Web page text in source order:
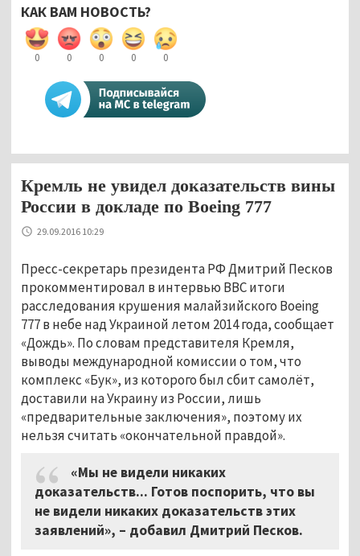
КАК ВАМ НОВОСТЬ?
0 0 0 0 0
Кремль не увидел доказательств вины
России в докладе по Boeing 777
29.09.2016 10:29
Пресс-секретарь президента РФ Дмитрий Песков
прокомментировал в интервью BBC итоги
расследования крушения малайзийского Boeing
777 в небе над Украиной летом 2014 года, сообщает
«Дождь». По словам представителя Кремля,
выводы международной комиссии о том, что
комплекс «Бук», из которого был сбит самолёт,
доставили на Украину из России, лишь
«предварительные заключения», поэтому их
нельзя считать «окончательной правдой».
«Мы не видели никаких
доказательств... Готов поспорить, что вы
не видели никаких доказательств этих
заявлений», – добавил Дмитрий Песков.